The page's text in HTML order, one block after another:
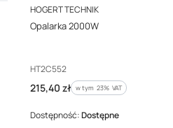
PRODUCENT
HOGERT TECHNIK
Opalarka 2000W
Kod producenta
HT2C552
Cena brutto
215,40 zł w tym %s VAT
w tym 23% VAT
Dostępność:Dostępne